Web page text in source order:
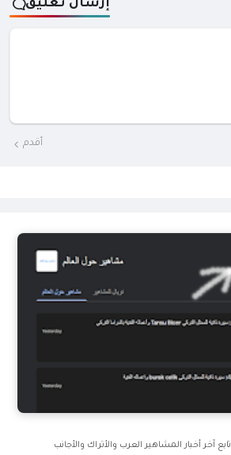
إرسال تعليق
أقدم
تابع آخر أخبار المشاهير العرب والأتراك والأجانب